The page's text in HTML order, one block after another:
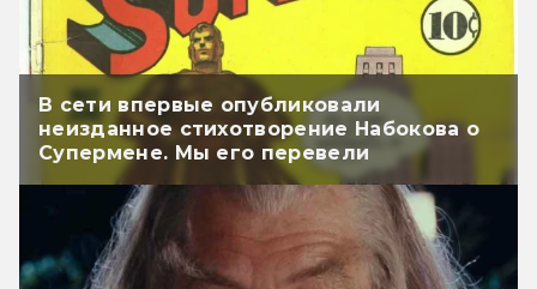
В сети впервые опубликовали
неизданное стихотворение Набокова о
Супермене. Мы его перевели